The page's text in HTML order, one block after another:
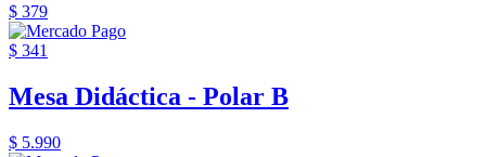
$ 379
$ 341
Mesa Didáctica - Polar B
$ 5.990